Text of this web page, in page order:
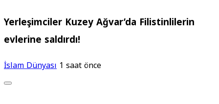
Yerleşimciler Kuzey Ağvar’da Filistinlilerin
evlerine saldırdı!
İslam Dünyası 1 saat önce